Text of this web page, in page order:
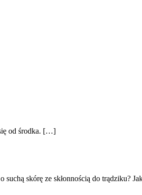
od środka. […]
skórę ze skłonnością do trądziku?